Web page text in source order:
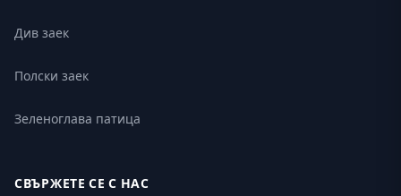
Див заек
Полски заек
Зеленоглава патица
СВЪРЖЕТЕ СЕ С НАС